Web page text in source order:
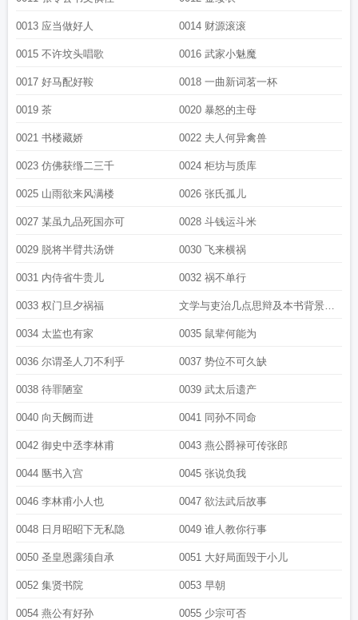
0013 应当做好人 0014 财源滚滚
0015 不许坟头唱歌 0016 武家小魅魔
0017 好马配好鞍 0018 一曲新词茗一杯
0019 茶 0020 暴怒的主母
0021 书楼藏娇 0022 夫人何异禽兽
0023 仿佛获缗二三千 0024 柜坊与质库
0025 山雨欲来风满楼 0026 张氏孤儿
0027 某虽九品死国亦可 0028 斗钱运斗米
0029 脱将半臂共汤饼 0030 飞来横祸
0031 内侍省牛贵儿 0032 祸不单行
0033 权门旦夕祸福 文学与吏治几点思辩及本书背景的
说明
0034 太监也有家 0035 鼠辈何能为
0036 尔谓圣人刀不利乎 0037 势位不可久缺
0038 待罪陋室 0039 武太后遗产
0040 向天阙而进 0041 同孙不同命
0042 御史中丞李林甫 0043 燕公爵禄可传张郎
0044 匦书入宫 0045 张说负我
0046 李林甫小人也 0047 欲法武后故事
0048 日月昭昭下无私隐 0049 谁人教你行事
0050 圣皇恩露须自承 0051 大好局面毁于小儿
0052 集贤书院 0053 早朝
0054 燕公有好孙 0055 少宗可否